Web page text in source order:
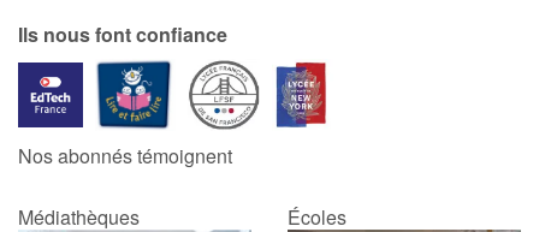
Ils nous font confiance
Nos abonnés témoignent
Médiathèques Écoles